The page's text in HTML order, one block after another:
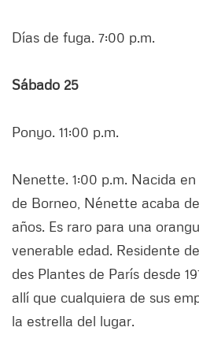
Días de fuga. 7:00 p.m.
Sábado 25
Ponyo. 11:00 p.m.
Nenette. 1:00 p.m. Nacida en
de Borneo, Nénette acaba
años. Es raro para una
venerable edad. Residente
des Plantes de París desde
allí que cualquiera de sus
la estrella del lugar.